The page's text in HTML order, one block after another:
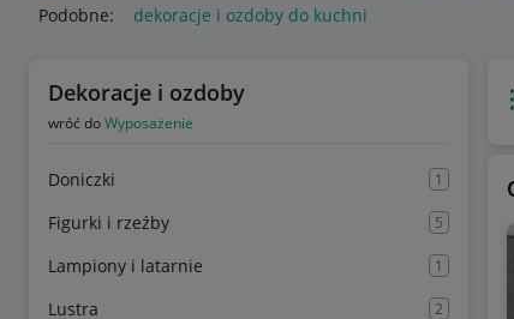
Podobne: dekoracje i ozdoby do kuchni
Dekoracje i ozdoby
wróć doWyposażenie
Doniczki 1
Figurki i rzeźby 5
Lampiony i latarnie 1
Lustra 2